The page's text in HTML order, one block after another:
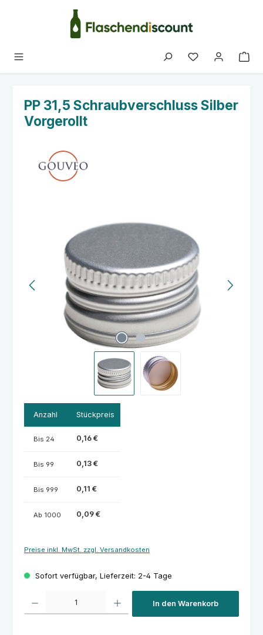
Zum Hauptinhalt springen
Du hast 0
PP 31,5 Schraubverschluss Silber
Vorgerollt
Anzahl Stückpreis
Bis 24 0,16 €
Bis 99 0,13 €
Bis 999 0,11 €
Ab 1000 0,09 €
Preise inkl. MwSt. zzgl. Versandkosten
Sofort verfügbar, Lieferzeit: 2-4 Tage
In den Warenkorb